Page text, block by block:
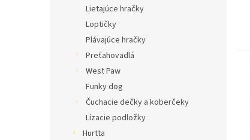
Lietajúce hračky
Loptičky
Plávajúce hračky
Preťahovadlá
West Paw
Funky dog
Čuchacie dečky a koberčeky
Lízacie podložky
Hurtta